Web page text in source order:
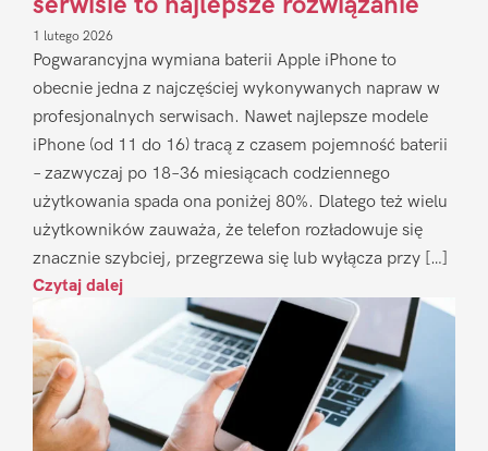
1 lutego 2026
Pogwarancyjna wymiana baterii Apple iPhone to
obecnie jedna z najczęściej wykonywanych napraw w
profesjonalnych serwisach. Nawet najlepsze modele
iPhone (od 11 do 16) tracą z czasem pojemność baterii
– zazwyczaj po 18–36 miesiącach codziennego
użytkowania spada ona poniżej 80%. Dlatego też wielu
użytkowników zauważa, że telefon rozładowuje się
znacznie szybciej, przegrzewa się lub wyłącza przy […]
Czytaj dalej